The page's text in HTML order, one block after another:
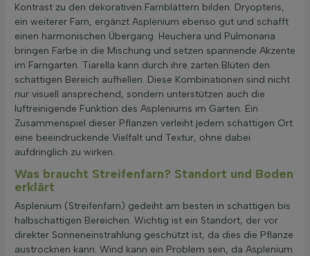
Kontrast zu den dekorativen Farnblättern bilden. Dryopteris,
ein weiterer Farn, ergänzt Asplenium ebenso gut und schafft
einen harmonischen Übergang. Heuchera und Pulmonaria
bringen Farbe in die Mischung und setzen spannende Akzente
im Farngarten. Tiarella kann durch ihre zarten Blüten den
schattigen Bereich aufhellen. Diese Kombinationen sind nicht
nur visuell ansprechend, sondern unterstützen auch die
luftreinigende Funktion des Aspleniums im Garten. Ein
Zusammenspiel dieser Pflanzen verleiht jedem schattigen Ort
eine beeindruckende Vielfalt und Textur, ohne dabei
aufdringlich zu wirken.
Was braucht Streifenfarn? Standort und Boden
erklärt
Asplenium (Streifenfarn) gedeiht am besten in schattigen bis
halbschattigen Bereichen. Wichtig ist ein Standort, der vor
direkter Sonneneinstrahlung geschützt ist, da dies die Pflanze
austrocknen kann. Wind kann ein Problem sein, da Asplenium